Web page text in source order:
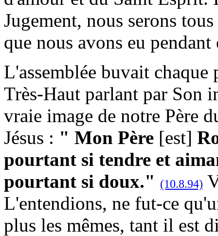
Jugement, nous serons
que nous avons eu
L'assemblée buvait
Très-Haut parlant par Son
vraie image de notre Père
Jésus : " Mon Père [est]
pourtant si tendre et
pourtant si doux." (10.8.94)
L'entendions, ne fut-ce
plus les mêmes, tant il est